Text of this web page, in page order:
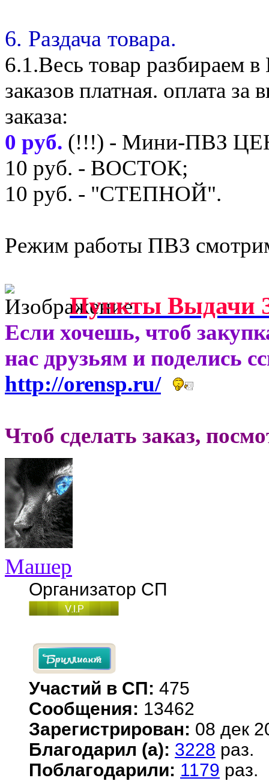
6. Раздача товара.
6.1.Весь товар разбираем
заказов платная. оплата
заказа:
0 руб. (!!!) - Мини-ПВЗ
10 руб. - ВОСТОК;
10 руб. - "СТЕПНОЙ".
Режим работы ПВЗ
Пункты Выдачи
Если хочешь, чтоб
нас друзьям и поделись
http://orensp.ru/
Чтоб сделать заказ,
Машер
Организатор СП
Участий в СП: 475
Сообщения: 13462
Зарегистрирован: 08 дек
Благодарил (а): 3228 раз.
Поблагодарили: 1179 раз.